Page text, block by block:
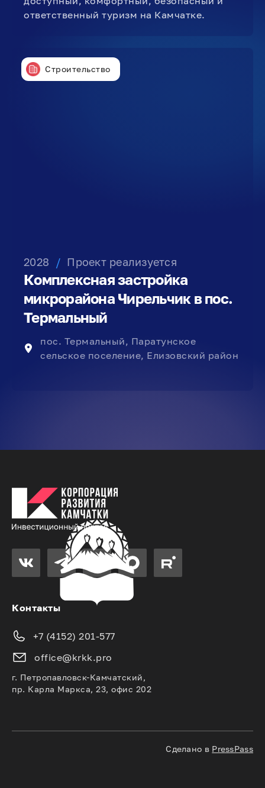
ответственный туризм на Камчатке.
Строительство
2028 / Проект реализуется
Комплексная застройка
микрорайона Чирельчик в пос.
Термальный
пос. Термальный, Паратунское
сельское поселение, Елизовский район
Контакты
+7 (4152) 201-577
office@krkk.pro
г. Петропавловск-Камчатский,
пр. Карла Маркса, 23, офис 202
Сделано в PressPass